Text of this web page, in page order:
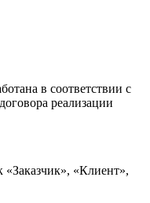
в соответствии с
реализации
«Клиент»,